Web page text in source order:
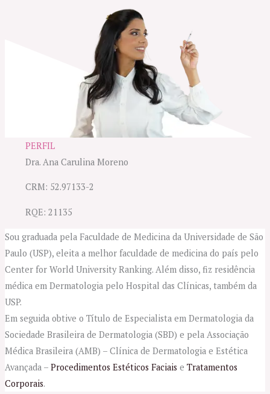
PERFIL
Dra. Ana Carulina Moreno
CRM: 52.97133-2
RQE: 21135
Sou graduada pela Faculdade de Medicina da Universidade de São
Paulo (USP), eleita a melhor faculdade de medicina do país pelo
Center for World University Ranking. Além disso, fiz residência
médica em Dermatologia pelo Hospital das Clínicas, também da
USP.
Em seguida obtive o Título de Especialista em Dermatologia da
Sociedade Brasileira de Dermatologia (SBD) e pela Associação
Médica Brasileira (AMB) – Clínica de Dermatologia e Estética
Avançada – Procedimentos Estéticos Faciais e Tratamentos
Corporais.